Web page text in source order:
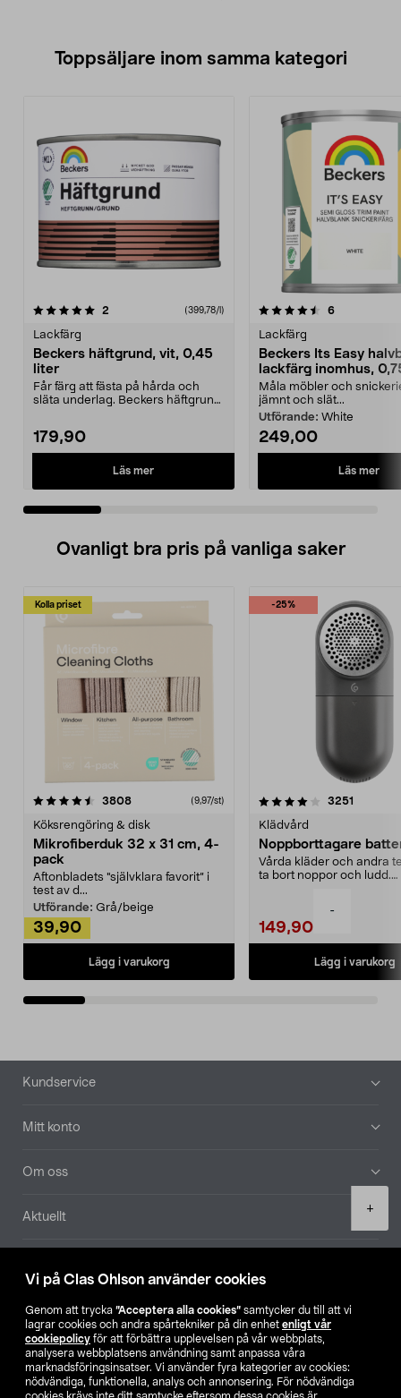
Vi på Clas Ohlson använder cookies
Genom att trycka ”Acceptera alla cookies” samtycker du till att vi
lagrar cookies och andra spårtekniker på din enhet enligt vår
cookiepolicy för att förbättra upplevelsen på vår webbplats,
analysera webbplatsens användning samt anpassa våra
marknadsföringsinsatser. Vi använder fyra kategorier av cookies:
nödvändiga, funktionella, analys och annonsering. För nödvändiga
-
+
Toppsäljare inom samma kategori
2 (399,78/l)
Lackfärg
Beckers häftgrund, vit, 0,45
liter
Får färg att fästa på hårda och
släta underlag. Beckers häftgrund
179,90
Läs mer
4.5 av 5 stjärnor 6recensioner
Lackfärg
Beckers Its Easy
lackfärg inomhus,
Måla möbler och
jämnt och slät...
Utförande: White
249,00
Läs mer
3.5 av 5 stjärnor
Ovanligt bra pris på vanliga saker
Kolla priset
3808recensioner (9,97/st)
Köksrengöring & disk
Mikrofiberduk 32 x 31 cm, 4-
pack
Aftonbladets "självklara favorit” i
test av d...
Utförande: Grå/beige
39,90
Lägg i varukorg
-25%
4.0av 5 stjärnor 3251
Klädvård
Noppborttagare
Vårda kläder och andra
ta bort noppor och ludd.
149,90
Lägg i varukorg
4.5av 5 stjärnor
Sidfot
Kundservice
Mitt konto
Om oss
Aktuellt
Hitta butik
SE NO FI